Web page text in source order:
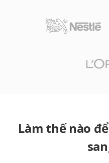
Làm thế nào